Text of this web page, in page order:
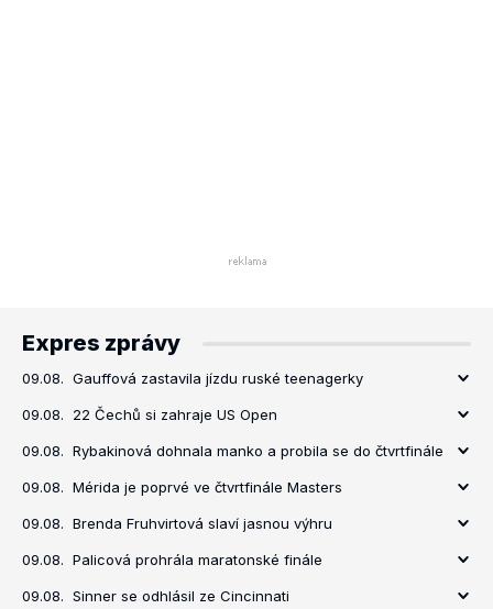
Expres zprávy
09.08. Gauffová zastavila jízdu ruské teenagerky
09.08. 22 Čechů si zahraje US Open
09.08. Rybakinová dohnala manko a probila se do čtvrtfinále
09.08. Mérida je poprvé ve čtvrtfinále Masters
09.08. Brenda Fruhvirtová slaví jasnou výhru
09.08. Palicová prohrála maratonské finále
09.08. Sinner se odhlásil ze Cincinnati